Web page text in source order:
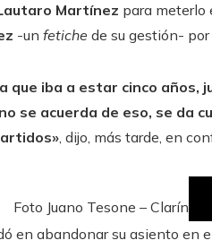
Martínez para meterlo
-un fetiche de su gestión- por
que iba a estar cinco años,
se acuerda de eso, se da
, dijo, más tarde, en
Foto Juano Tesone – Clarín
en abandonar su asiento en